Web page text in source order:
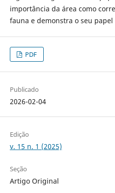
importância da área como
fauna e demonstra o seu
PDF
Publicado
2026-02-04
Edição
v. 15 n. 1 (2025)
Seção
Artigo Original